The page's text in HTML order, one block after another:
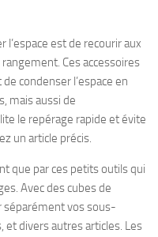
l’espace est de recourir aux
Ces accessoires
condenser l’espace en
mais aussi de
le repérage rapide et évite
un article précis.
que par ces petits outils qui
Avec des cubes de
vos sous-
divers autres articles. Les